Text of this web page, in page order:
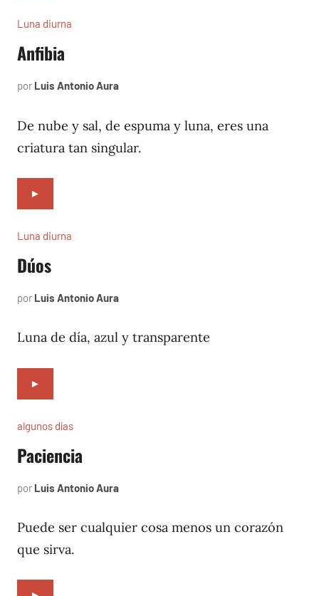
Luna diurna
Anfibia
por Luis Antonio Aura
2002
De nube y sal, de espuma y luna, eres una
criatura tan singular.
►
Luna diurna
Dúos
por Luis Antonio Aura
2002
Luna de día, azul y transparente
►
algunos días
Paciencia
por Luis Antonio Aura
1997
Puede ser cualquier cosa menos un corazón
que sirva.